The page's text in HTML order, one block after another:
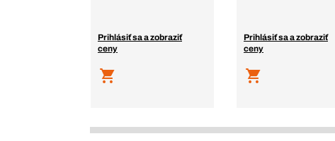
Prihlásiť sa a zobraziť
ceny
Prihlásiť sa a zobraziť
ceny